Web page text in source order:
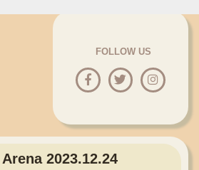
FOLLOW US
2023.12.24